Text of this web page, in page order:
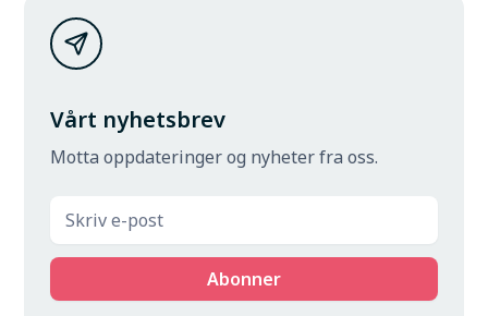
Vårt nyhetsbrev
Motta oppdateringer og nyheter fra oss.